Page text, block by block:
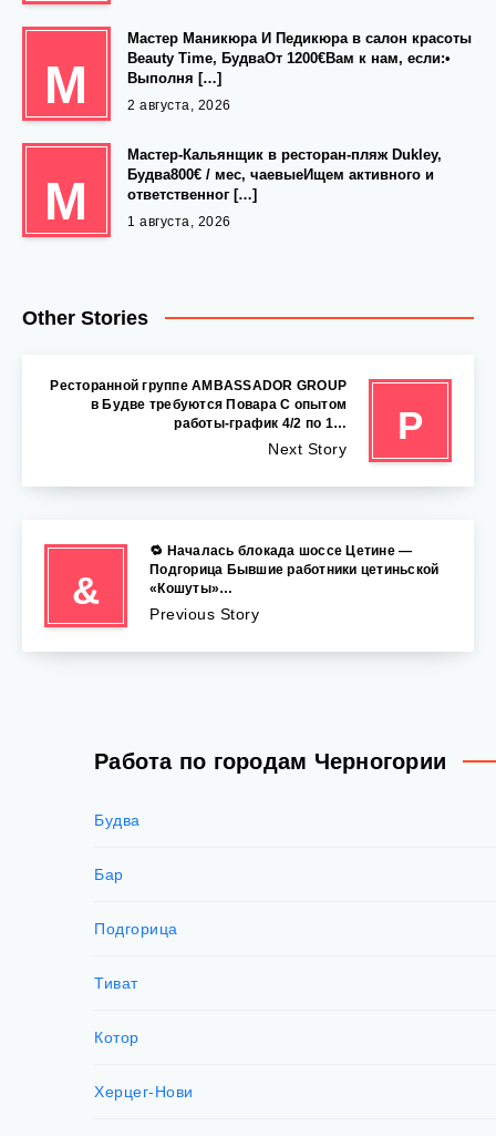
М
Мастер Маникюра И Педикюра в салон красоты
Beauty Time, БудваОт 1200€Вам к нам, если:•
Выполня […]
2 августа, 2026
М
Мастер-Кальянщик в ресторан-пляж Dukley,
Будва800€ / мес, чаевыеИщем активного и
ответственног […]
1 августа, 2026
Other Stories
Р
Ресторанной группе AMBASSADOR GROUP
в Будве требуются Повара C опытом
работы-график 4/2 по 1…
Next Story
&
🔁 Началась блокада шоссе Цетине —
Подгорица Бывшие работники цетиньской
«Кошуты»…
Previous Story
Работа по городам Черногории
Будва
Бар
Подгорица
Тиват
Котор
Херцег-Нови